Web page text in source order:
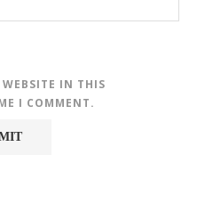
IN THIS
I COMMENT.